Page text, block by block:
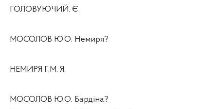
ГОЛОВУЮЧИЙ. Є.
МОСОЛОВ Ю.О. Немиря?
НЕМИРЯ Г.М. Я.
МОСОЛОВ Ю.О. Бардіна?